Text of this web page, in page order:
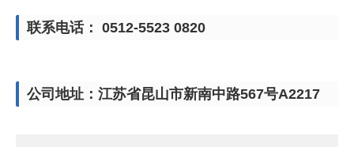
联系电话： 0512-5523 0820
公司地址：江苏省昆山市新南中路567号A2217